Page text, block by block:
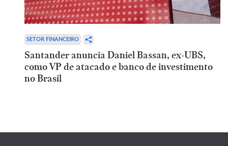
SETOR FINANCEIRO
Santander anuncia Daniel Bassan, ex-UBS,
como VP de atacado e banco de investimento
no Brasil